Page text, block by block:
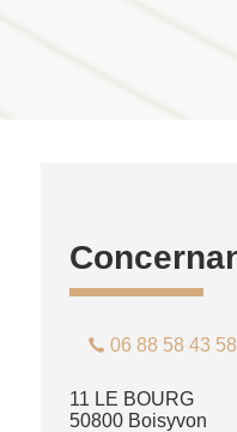
06 88 58 43 58
11 LE BOURG
50800 Boisyvon